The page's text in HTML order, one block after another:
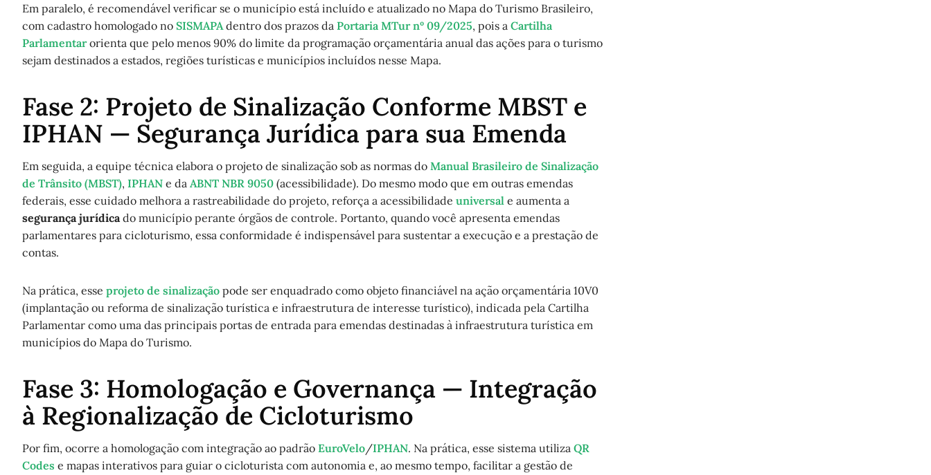
Em paralelo, é recomendável verificar se o município está incluído e atualizado no Mapa do Turismo Brasileiro,
com cadastro homologado no SISMAPAdentro dos prazos da Portaria MTur nº 09/2025, pois a Cartilha
Parlamentarorienta que pelo menos 90% do limite da programação orçamentária anual das ações para o turismo
sejam destinados a estados, regiões turísticas e municípios incluídos nesse Mapa.
Fase 2: Projeto de Sinalização Conforme MBST e
IPHAN — Segurança Jurídica para sua Emenda
Em seguida, a equipe técnica elabora o projeto de sinalização sob as normas do Manual Brasileiro de Sinalização
de Trânsito (MBST), IPHAN e da ABNT NBR 9050 (acessibilidade). Do mesmo modo que em outras emendas
federais, esse cuidado melhora a rastreabilidade do projeto, reforça a acessibilidade universal e aumenta a
segurança jurídicado município perante órgãos de controle. Portanto, quando você apresenta emendas
parlamentares para cicloturismo, essa conformidade é indispensável para sustentar a execução e a prestação de
contas.
Na prática, esse projeto de sinalização pode ser enquadrado como objeto financiável na ação orçamentária 10V0
(implantação ou reforma de sinalização turística e infraestrutura de interesse turístico), indicada pela Cartilha
Parlamentar como uma das principais portas de entrada para emendas destinadas à infraestrutura turística em
municípios do Mapa do Turismo.
Fase 3: Homologação e Governança — Integração
à Regionalização de Cicloturismo
Por fim, ocorre a homologação com integração ao padrão EuroVelo/IPHAN. Na prática, esse sistema utiliza QR
Codes e mapas interativos para guiar o cicloturista com autonomia e, ao mesmo tempo, facilitar a gestão de